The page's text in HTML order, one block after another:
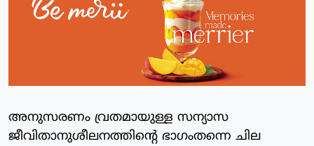
അനുസരണം വ്രതമായുള്ള സന്യാസ
ജീവിതാനുശീലനത്തിന്റെ ഭാഗംതന്നെ ചില